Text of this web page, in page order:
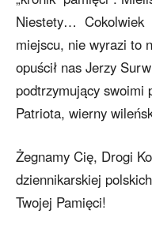
Niestety… Cokolwiek
miejscu, nie wyrazi to
opuścił nas Jerzy
podtrzymujący swoimi
Patriota, wierny
Żegnamy Cię, Drogi
dziennikarskiej
Twojej Pamięci!